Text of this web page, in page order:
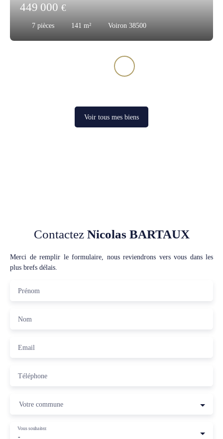
449 000 €
7 pièces 141 m² Voiron 38500
Voir tous mes biens
Contactez Nicolas BARTAUX
Merci de remplir le formulaire, nous reviendrons vers vous dans les
plus brefs délais.
Prénom
Nom
Email
Téléphone
Votre commune
-
Vous souhaitez